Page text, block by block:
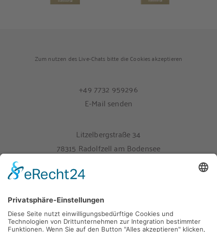
Zum nutzen des Live-Chats bitte die Cookies akzeptieren
+49 7732 959296
E-Mail senden
Litzelbergstraße 34
78315 Radolfzell am Bodensee
Melden Sie sich hier für unseren Newsletter an
Impressum
Datenschutz